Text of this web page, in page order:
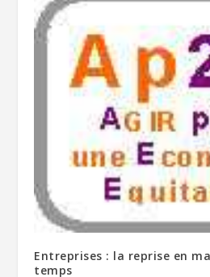
Entreprises : la reprise en
temps